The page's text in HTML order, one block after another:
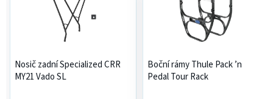
Nosič zadní Specialized CRR
MY21 Vado SL
Boční rámy Thule Pack ’n
Pedal Tour Rack